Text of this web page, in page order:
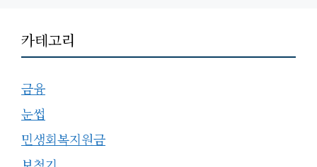
카테고리
금융
눈썹
민생회복지원금